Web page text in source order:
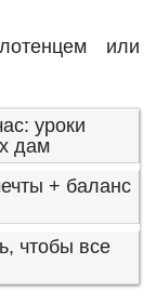
или
уроки
дам
+ баланс
чтобы все